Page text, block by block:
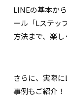
LINEの基本か
ール「Lステッ
方法まで、楽し
さらに、実際
事例もご紹介！